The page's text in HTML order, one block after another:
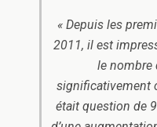
« Depuis les
2011, il est
le nombre
significativement
était question de